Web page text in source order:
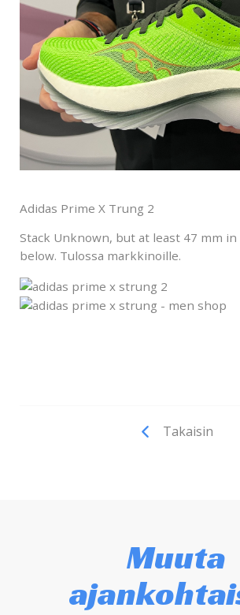
Adidas Prime X Trung 2
Stack Unknown, but at least 47 mm
below. Tulossa markkinoille.
Takaisin
Muuta